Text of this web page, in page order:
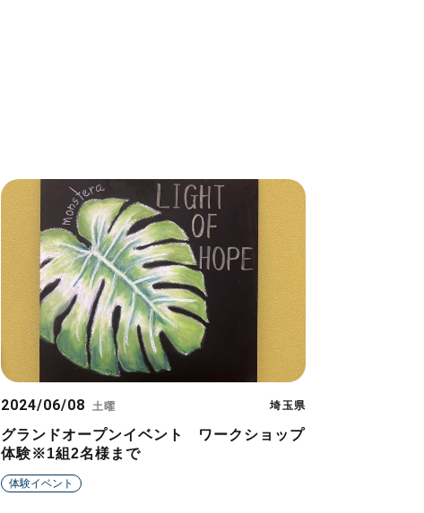
2024/06/08 土曜 埼玉県
グランドオープンイベント ワークショップ
体験※1組2名様まで
体験イベント